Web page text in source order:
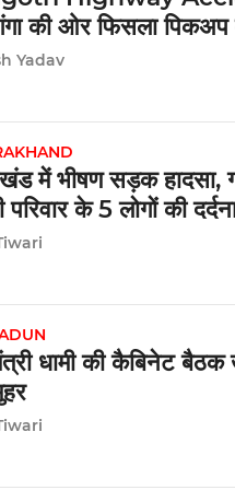
की ओर फिसला पिकअप
Yadav
में भीषण सड़क हादसा,
परिवार के 5 लोगों की
धामी की कैबिनेट बैठक